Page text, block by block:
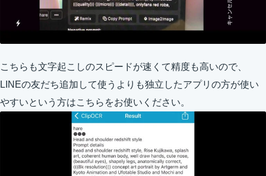
こちらも文字起こしのスピードが速くて精度も高いので、
LINEの友だち追加して使うよりも独立したアプリの方が使い
やすいという方はこちらをお使いください。